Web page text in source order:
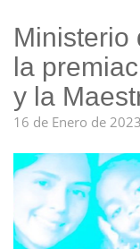
Ministerio
la
y la
16 de Enero de 2023